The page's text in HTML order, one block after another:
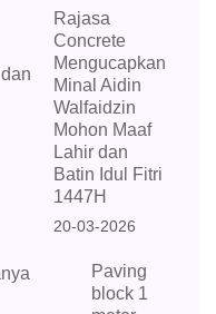
Rajasa
Concrete
Mengucapkan
Minal Aidin
Walfaidzin
Mohon Maaf
Lahir dan
Batin Idul Fitri
1447H
20-03-2026
Paving
block 1